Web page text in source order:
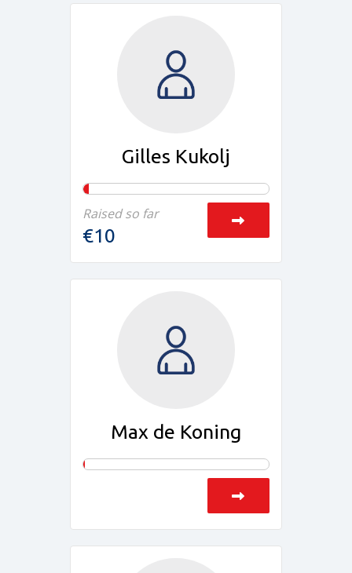
Gilles Kukolj
Raised so far
€10
Max de Koning